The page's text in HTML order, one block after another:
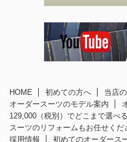
HOME 初めての方へ 当店
オーダースーツのモデル案内
129,000（税別）でどこまで選べ
スーツのリフォームもお任せくだ
採用情報
初めてのオーダース